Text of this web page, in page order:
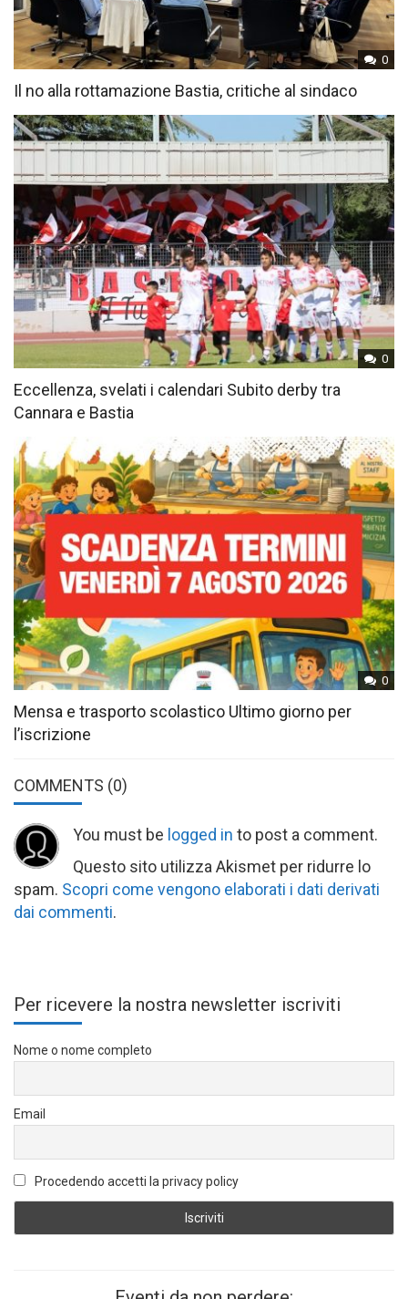
0
Il no alla rottamazione Bastia, critiche al sindaco
0
Eccellenza, svelati i calendari Subito derby tra
Cannara e Bastia
0
Mensa e trasporto scolastico Ultimo giorno per
l’iscrizione
COMMENTS (0)
You must be logged in to post a comment.
Questo sito utilizza Akismet per ridurre lo
spam. Scopri come vengono elaborati i dati derivati
dai commenti.
Per ricevere la nostra newsletter iscriviti
Nome o nome completo
Email
Procedendo accetti la privacy policy